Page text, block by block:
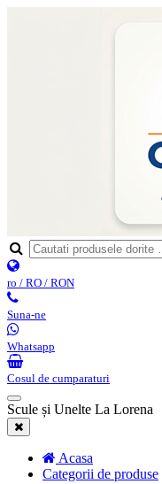
ro / RO / RON
Suna-ne
Whatsapp
Cosul de cumparaturi
Scule și Unelte La Lorena
Acasa
Categorii de produse